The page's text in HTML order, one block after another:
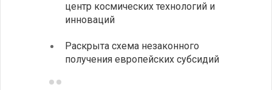
центр космических технологий и
инноваций
Раскрыта схема незаконного
получения европейских субсидий